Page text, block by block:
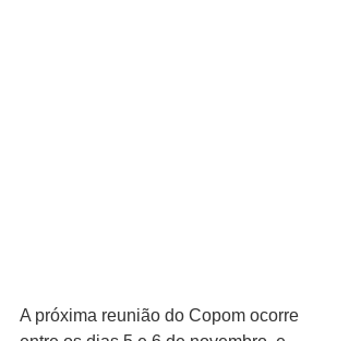
A próxima reunião do Copom ocorre